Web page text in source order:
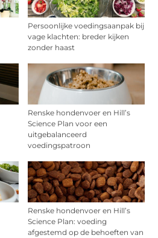
Persoonlijke voedingsaanpak bij
vage klachten: breder kijken
zonder haast
Renske hondenvoer en Hill’s
Science Plan voor een
uitgebalanceerd
voedingspatroon
Renske hondenvoer en Hill’s
Science Plan: voeding
afgestemd op de behoeften van